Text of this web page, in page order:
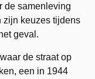
de samenleving
zijn keuzes tijdens
geval.
de straat op
een in 1944